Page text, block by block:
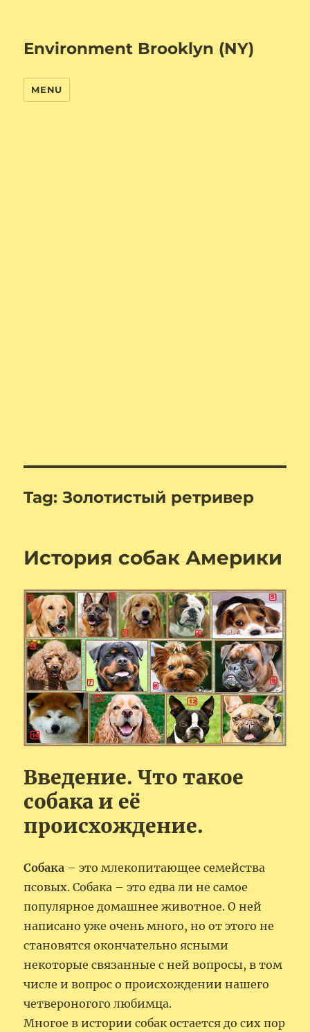
Environment Brooklyn (NY)
MENU
Tag:Зoлoтиcтый peтpивep
История собак Америки
Введение. Что такое
собака и её
происхождение.
Собака – это млекопитающее семейства
псовых. Собака – это едва ли не самое
популярное домашнее животное. О ней
написано уже очень много, но от этого не
становятся окончательно ясными
некоторые связанные с ней вопросы, в том
числе и вопрос о происхождении нашего
четвероногого любимца.
Многое в истории собак остается до сих пор